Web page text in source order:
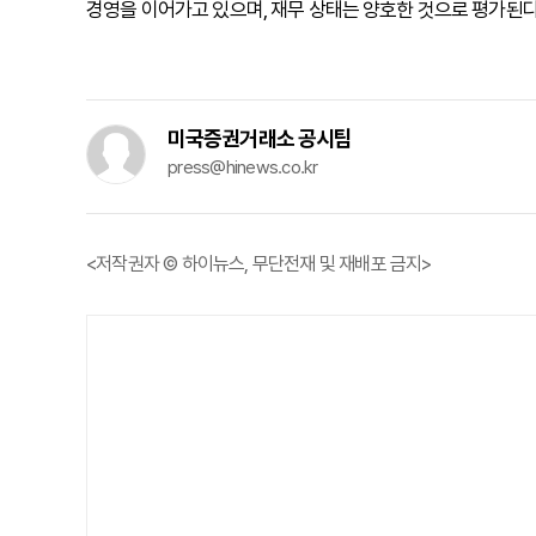
경영을 이어가고 있으며, 재무 상태는 양호한 것으로 평가된
미국증권거래소 공시팀
press@hinews.co.kr
<저작권자 © 하이뉴스, 무단전재 및 재배포 금지>